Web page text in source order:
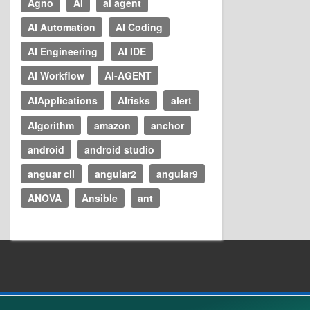
AI Automation
AI Coding
AI Engineering
AI IDE
AI Workflow
AI-AGENT
AIApplications
AIrisks
alert
Algorithm
amazon
anchor
android
android studio
anguar cli
angular2
angular9
ANOVA
Ansible ant